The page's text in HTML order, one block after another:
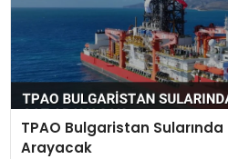
TPAO Bulgaristan
Arayacak